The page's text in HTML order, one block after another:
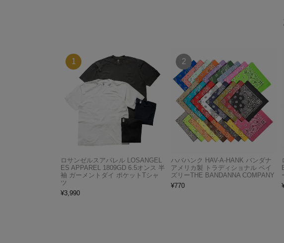
ロサンゼルスアパレル LOSANGEL
ES APPAREL 1809GD 6.5オンス 半
袖 ガーメントダイ ポケットTシャ
ツ
¥3,990
ハバハンク HAV-A-HANK バンダナ
アメリカ製 トラディショナル ペイ
ズリーTHE BANDANNA COMPANY
¥770